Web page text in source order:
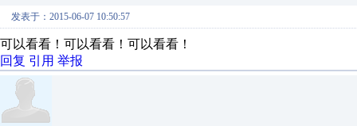
发表于：2015-06-07 10:50:57
可以看看！可以看看！可以看看！
回复 引用 举报